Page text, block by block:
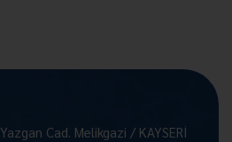
Cad. Melikgazi / KAYSERİ